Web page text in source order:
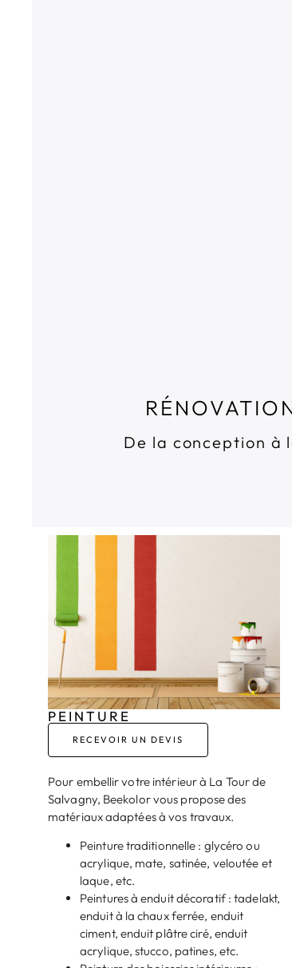
De la conception à
PEINTURE
RECEVOIR UN DEVIS
Pour embellir votre intérieur à La Tour de
Salvagny, Beekolor vous propose des
matériaux adaptées à vos travaux.
Peinture traditionnelle : glycéro ou
acrylique, mate, satinée, veloutée et
laque, etc.
Peintures à enduit décoratif : tadelakt,
enduit à la chaux ferrée, enduit
ciment, enduit plâtre ciré, enduit
acrylique, stucco, patines, etc.